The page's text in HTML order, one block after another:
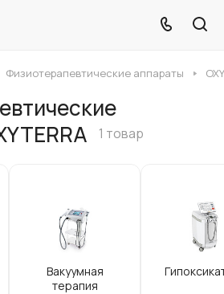
Физиотерапевтические аппараты
1 товар
Вакуумная
терапия